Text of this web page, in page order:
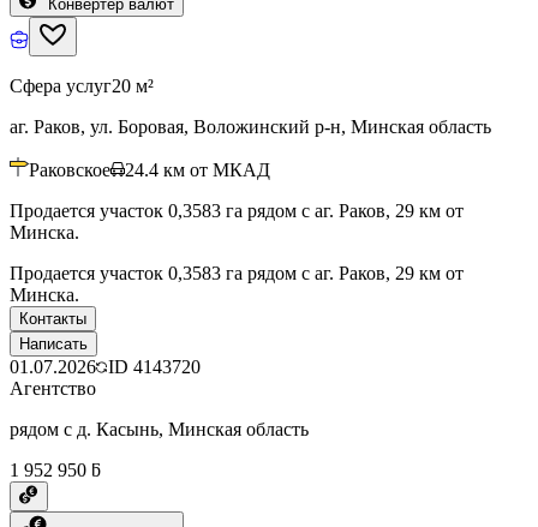
Конвертер валют
Сфера услуг20 м²
аг. Раков, ул. Боровая, Воложинский р-н, Минская область
Раковское 24.4 км от МКАД
Продается участок 0,3583 га рядом с аг. Раков, 29 км от
Минска.
Продается участок 0,3583 га рядом с аг. Раков, 29 км от
Минска.
Контакты
Написать
01.07.2026 ID 4143720
Агентство
рядом с д. Касынь, Минская область
1 952 950 ƃ